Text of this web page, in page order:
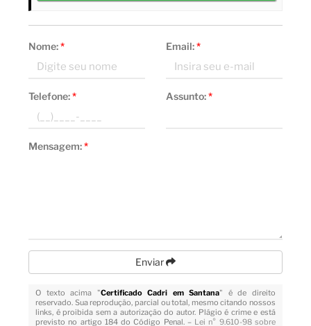
Nome:* Email:*
Telefone:* Assunto:*
Mensagem:*
Enviar
O texto acima "Certificado Cadri em Santana" é de direito
reservado. Sua reprodução, parcial ou total, mesmo citando nossos
links, é proibida sem a autorização do autor. Plágio é crime e está
previsto no artigo 184 do Código Penal. – Lei n° 9.610-98 sobre